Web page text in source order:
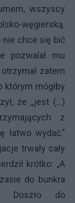
wszyscy
węgierską.
nie chce się bić
pozwalał mu
zatem
którym mógłby
że „jest (...)
z
łatwo wydać.”
trwały cały
krótko: „A
do bunkra
Doszło do